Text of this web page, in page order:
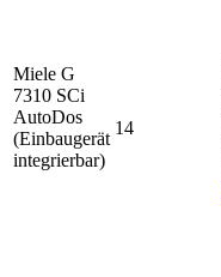
Miele G
7310 SCi
AutoDos
(Einbaugerät
integrierbar)
14